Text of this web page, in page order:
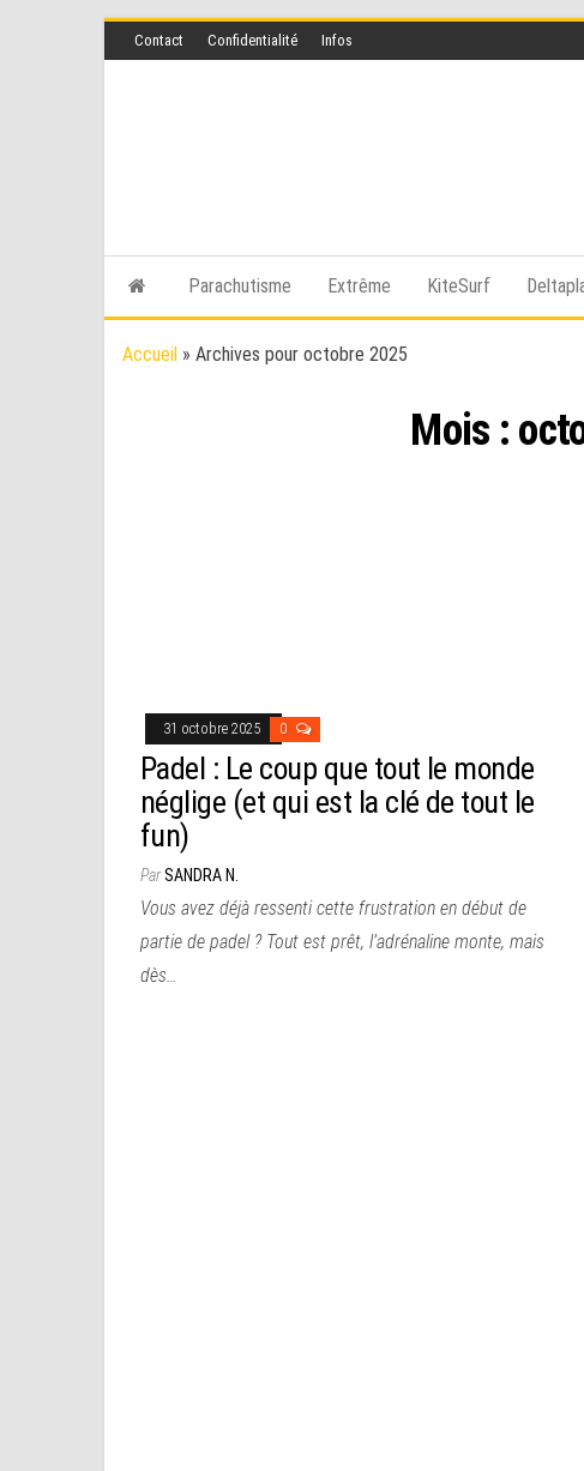
Skip
to
Contact Confidentialité Infos
Parachutisme Extrême KiteSurf
Accueil » Archives pour octobre 2025
Mois :
31 octobre 2025 0
Padel : Le coup que tout le monde
néglige (et qui est la clé de tout le
fun)
ParSANDRA N.
Vous avez déjà ressenti cette frustration en début de
partie de padel ? Tout est prêt, l’adrénaline monte, mais
dès…